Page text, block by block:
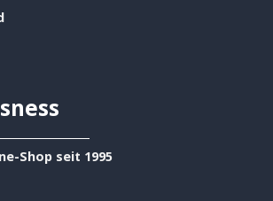
Shop seit 1995